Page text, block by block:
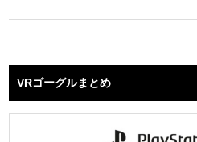
VRゴーグルまとめ